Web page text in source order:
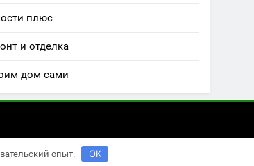
плюс
и отделка
дом сами
опыт. OK